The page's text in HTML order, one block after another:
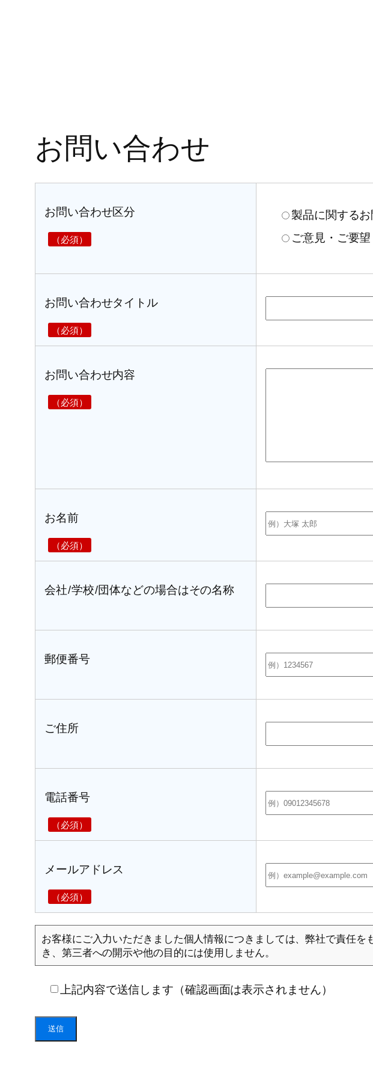
お問い合わせ
お問い合わせ区分 製品に関する
ご意見・ご要望
お問い合わせタイトル
お問い合わせ内容
お名前
会社/学校/団体などの場合はその名称
郵便番号
ご住所
電話番号
メールアドレス
お客様にご入力いただきました個人情報につきましては、弊社で責任
き、第三者への開示や他の目的には使用しません。
上記内容で送信します（確認画面は表示されません）